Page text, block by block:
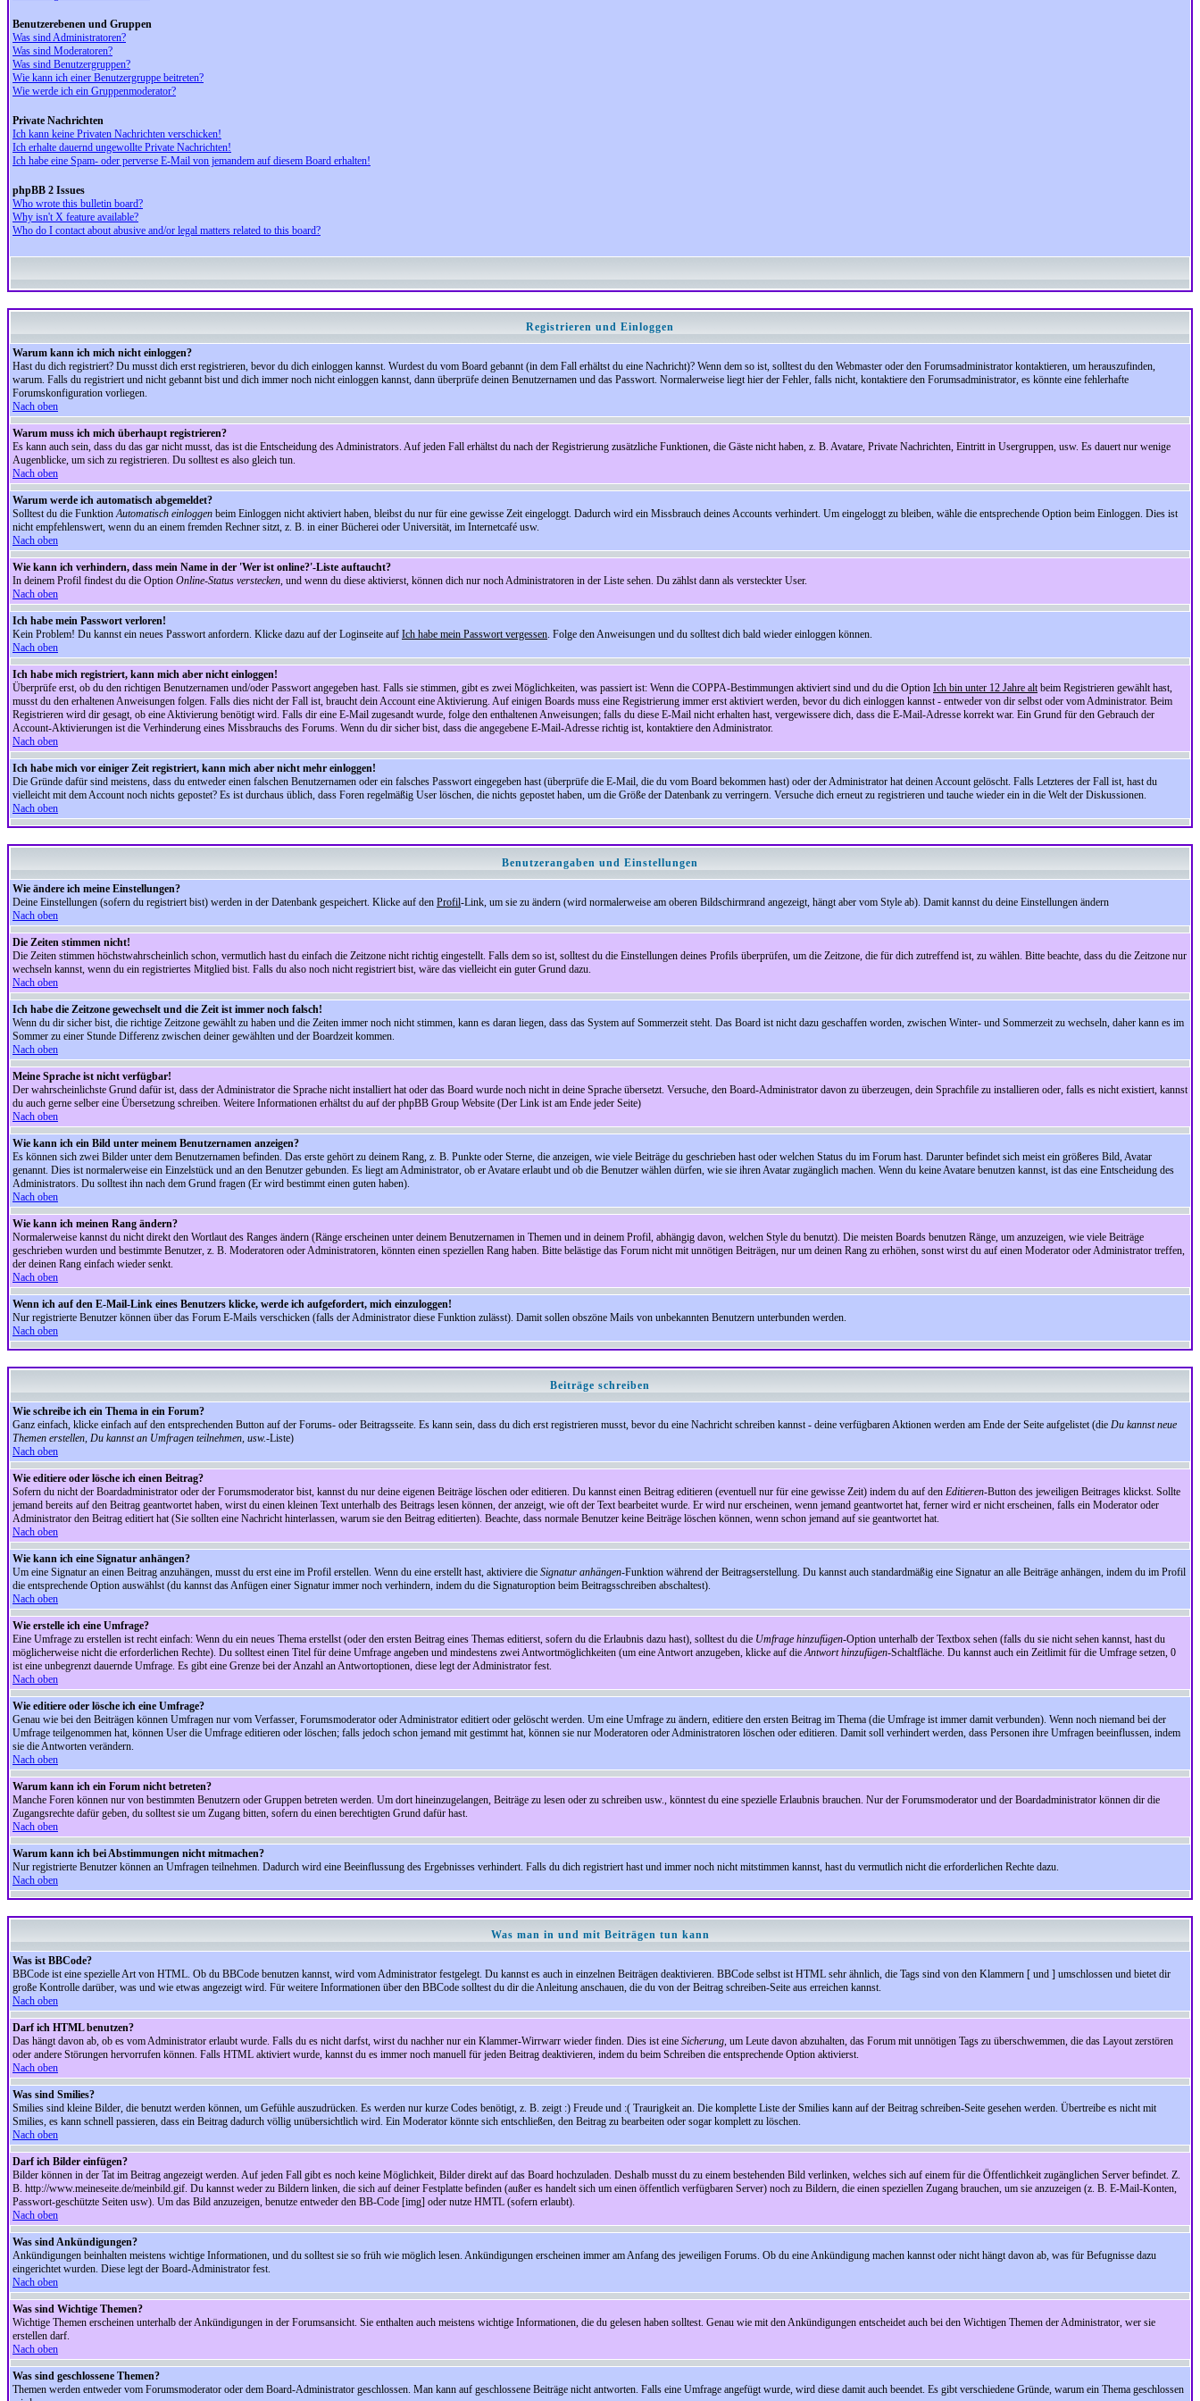
Benutzerebenen und Gruppen
Was sind Administratoren?
Was sind Moderatoren?
Was sind Benutzergruppen?
Wie kann ich einer Benutzergruppe beitreten?
Wie werde ich ein Gruppenmoderator?
Private Nachrichten
Ich kann keine Privaten Nachrichten verschicken!
Ich erhalte dauernd ungewollte Private Nachrichten!
Ich habe eine Spam- oder perverse E-Mail von jemandem auf diesem Board erhalten!
phpBB 2 Issues
Who wrote this bulletin board?
Why isn't X feature available?
Who do I contact about abusive and/or legal matters related to this board?
Registrieren und Einloggen
Warum kann ich mich nicht einloggen?
Hast du dich registriert? Du musst dich erst registrieren, bevor du dich einloggen kannst. Wurdest du vom Board gebannt (in dem Fall erhältst du eine Nachricht)? Wenn dem so ist, solltest du den Webmaster oder den Forumsadministrator kontaktieren, um herauszufinden,
warum. Falls du registriert und nicht gebannt bist und dich immer noch nicht einloggen kannst, dann überprüfe deinen Benutzernamen und das Passwort. Normalerweise liegt hier der Fehler, falls nicht, kontaktiere den Forumsadministrator, es könnte eine fehlerhafte
Forumskonfiguration vorliegen.
Nach oben
Warum muss ich mich überhaupt registrieren?
Es kann auch sein, dass du das gar nicht musst, das ist die Entscheidung des Administrators. Auf jeden Fall erhältst du nach der Registrierung zusätzliche Funktionen, die Gäste nicht haben, z. B. Avatare, Private Nachrichten, Eintritt in Usergruppen, usw. Es dauert nur wenige
Augenblicke, um sich zu registrieren. Du solltest es also gleich tun.
Nach oben
Warum werde ich automatisch abgemeldet?
Solltest du die FunktionAutomatisch einloggen beim Einloggen nicht aktiviert haben, bleibst du nur für eine gewisse Zeit eingeloggt. Dadurch wird ein Missbrauch deines Accounts verhindert. Um eingeloggt zu bleiben, wähle die entsprechende Option beim Einloggen. Dies ist
nicht empfehlenswert, wenn du an einem fremden Rechner sitzt, z. B. in einer Bücherei oder Universität, im Internetcafé usw.
Nach oben
Wie kann ich verhindern, dass mein Name in der 'Wer ist online?'-Liste auftaucht?
In deinem Profil findest du die Option Online-Status verstecken, und wenn du diese aktivierst, können dich nur noch Administratoren in der Liste sehen. Du zählst dann als versteckter User.
Nach oben
Ich habe mein Passwort verloren!
Kein Problem! Du kannst ein neues Passwort anfordern. Klicke dazu auf der Loginseite auf Ich habe mein Passwort vergessen. Folge den Anweisungen und du solltest dich bald wieder einloggen können.
Nach oben
Ich habe mich registriert, kann mich aber nicht einloggen!
Überprüfe erst, ob du den richtigen Benutzernamen und/oder Passwort angegeben hast. Falls sie stimmen, gibt es zwei Möglichkeiten, was passiert ist: Wenn die COPPA-Bestimmungen aktiviert sind und du die Option Ich bin unter 12 Jahre altbeim Registrieren gewählt hast,
musst du den erhaltenen Anweisungen folgen. Falls dies nicht der Fall ist, braucht dein Account eine Aktivierung. Auf einigen Boards muss eine Registrierung immer erst aktiviert werden, bevor du dich einloggen kannst - entweder von dir selbst oder vom Administrator. Beim
Registrieren wird dir gesagt, ob eine Aktivierung benötigt wird. Falls dir eine E-Mail zugesandt wurde, folge den enthaltenen Anweisungen; falls du diese E-Mail nicht erhalten hast, vergewissere dich, dass die E-Mail-Adresse korrekt war. Ein Grund für den Gebrauch der
Account-Aktivierungen ist die Verhinderung eines Missbrauchs des Forums. Wenn du dir sicher bist, dass die angegebene E-Mail-Adresse richtig ist, kontaktiere den Administrator.
Nach oben
Ich habe mich vor einiger Zeit registriert, kann mich aber nicht mehr einloggen!
Die Gründe dafür sind meistens, dass du entweder einen falschen Benutzernamen oder ein falsches Passwort eingegeben hast (überprüfe die E-Mail, die du vom Board bekommen hast) oder der Administrator hat deinen Account gelöscht. Falls Letzteres der Fall ist, hast du
vielleicht mit dem Account noch nichts gepostet? Es ist durchaus üblich, dass Foren regelmäßig User löschen, die nichts gepostet haben, um die Größe der Datenbank zu verringern. Versuche dich erneut zu registrieren und tauche wieder ein in die Welt der Diskussionen.
Nach oben
Benutzerangaben und Einstellungen
Wie ändere ich meine Einstellungen?
Deine Einstellungen (sofern du registriert bist) werden in der Datenbank gespeichert. Klicke auf den Profil-Link, um sie zu ändern (wird normalerweise am oberen Bildschirmrand angezeigt, hängt aber vom Style ab). Damit kannst du deine Einstellungen ändern
Nach oben
Die Zeiten stimmen nicht!
Die Zeiten stimmen höchstwahrscheinlich schon, vermutlich hast du einfach die Zeitzone nicht richtig eingestellt. Falls dem so ist, solltest du die Einstellungen deines Profils überprüfen, um die Zeitzone, die für dich zutreffend ist, zu wählen. Bitte beachte, dass du die Zeitzone nur
wechseln kannst, wenn du ein registriertes Mitglied bist. Falls du also noch nicht registriert bist, wäre das vielleicht ein guter Grund dazu.
Nach oben
Ich habe die Zeitzone gewechselt und die Zeit ist immer noch falsch!
Wenn du dir sicher bist, die richtige Zeitzone gewählt zu haben und die Zeiten immer noch nicht stimmen, kann es daran liegen, dass das System auf Sommerzeit steht. Das Board ist nicht dazu geschaffen worden, zwischen Winter- und Sommerzeit zu wechseln, daher kann es im
Sommer zu einer Stunde Differenz zwischen deiner gewählten und der Boardzeit kommen.
Nach oben
Meine Sprache ist nicht verfügbar!
Der wahrscheinlichste Grund dafür ist, dass der Administrator die Sprache nicht installiert hat oder das Board wurde noch nicht in deine Sprache übersetzt. Versuche, den Board-Administrator davon zu überzeugen, dein Sprachfile zu installieren oder, falls es nicht existiert, kannst
du auch gerne selber eine Übersetzung schreiben. Weitere Informationen erhältst du auf der phpBB Group Website (Der Link ist am Ende jeder Seite)
Nach oben
Wie kann ich ein Bild unter meinem Benutzernamen anzeigen?
Es können sich zwei Bilder unter dem Benutzernamen befinden. Das erste gehört zu deinem Rang, z. B. Punkte oder Sterne, die anzeigen, wie viele Beiträge du geschrieben hast oder welchen Status du im Forum hast. Darunter befindet sich meist ein größeres Bild, Avatar
genannt. Dies ist normalerweise ein Einzelstück und an den Benutzer gebunden. Es liegt am Administrator, ob er Avatare erlaubt und ob die Benutzer wählen dürfen, wie sie ihren Avatar zugänglich machen. Wenn du keine Avatare benutzen kannst, ist das eine Entscheidung des
Administrators. Du solltest ihn nach dem Grund fragen (Er wird bestimmt einen guten haben).
Nach oben
Wie kann ich meinen Rang ändern?
Normalerweise kannst du nicht direkt den Wortlaut des Ranges ändern (Ränge erscheinen unter deinem Benutzernamen in Themen und in deinem Profil, abhängig davon, welchen Style du benutzt). Die meisten Boards benutzen Ränge, um anzuzeigen, wie viele Beiträge
geschrieben wurden und bestimmte Benutzer, z. B. Moderatoren oder Administratoren, könnten einen speziellen Rang haben. Bitte belästige das Forum nicht mit unnötigen Beiträgen, nur um deinen Rang zu erhöhen, sonst wirst du auf einen Moderator oder Administrator treffen,
der deinen Rang einfach wieder senkt.
Nach oben
Wenn ich auf den E-Mail-Link eines Benutzers klicke, werde ich aufgefordert, mich einzuloggen!
Nur registrierte Benutzer können über das Forum E-Mails verschicken (falls der Administrator diese Funktion zulässt). Damit sollen obszöne Mails von unbekannten Benutzern unterbunden werden.
Nach oben
Beiträge schreiben
Wie schreibe ich ein Thema in ein Forum?
Ganz einfach, klicke einfach auf den entsprechenden Button auf der Forums- oder Beitragsseite. Es kann sein, dass du dich erst registrieren musst, bevor du eine Nachricht schreiben kannst - deine verfügbaren Aktionen werden am Ende der Seite aufgelistet (die Du kannst neue
Themen erstellen, Du kannst an Umfragen teilnehmen, usw.-Liste)
Nach oben
Wie editiere oder lösche ich einen Beitrag?
Sofern du nicht der Boardadministrator oder der Forumsmoderator bist, kannst du nur deine eigenen Beiträge löschen oder editieren. Du kannst einen Beitrag editieren (eventuell nur für eine gewisse Zeit) indem du auf den Editieren-Button des jeweiligen Beitrages klickst. Sollte
jemand bereits auf den Beitrag geantwortet haben, wirst du einen kleinen Text unterhalb des Beitrags lesen können, der anzeigt, wie oft der Text bearbeitet wurde. Er wird nur erscheinen, wenn jemand geantwortet hat, ferner wird er nicht erscheinen, falls ein Moderator oder
Administrator den Beitrag editiert hat (Sie sollten eine Nachricht hinterlassen, warum sie den Beitrag editierten). Beachte, dass normale Benutzer keine Beiträge löschen können, wenn schon jemand auf sie geantwortet hat.
Nach oben
Wie kann ich eine Signatur anhängen?
Um eine Signatur an einen Beitrag anzuhängen, musst du erst eine im Profil erstellen. Wenn du eine erstellt hast, aktiviere die Signatur anhängen-Funktion während der Beitragserstellung. Du kannst auch standardmäßig eine Signatur an alle Beiträge anhängen, indem du im Profil
die entsprechende Option auswählst (du kannst das Anfügen einer Signatur immer noch verhindern, indem du die Signaturoption beim Beitragsschreiben abschaltest).
Nach oben
Wie erstelle ich eine Umfrage?
Eine Umfrage zu erstellen ist recht einfach: Wenn du ein neues Thema erstellst (oder den ersten Beitrag eines Themas editierst, sofern du die Erlaubnis dazu hast), solltest du die Umfrage hinzufügen-Option unterhalb der Textbox sehen (falls du sie nicht sehen kannst, hast du
möglicherweise nicht die erforderlichen Rechte). Du solltest einen Titel für deine Umfrage angeben und mindestens zwei Antwortmöglichkeiten (um eine Antwort anzugeben, klicke auf dieAntwort hinzufügen-Schaltfläche. Du kannst auch ein Zeitlimit für die Umfrage setzen, 0
ist eine unbegrenzt dauernde Umfrage. Es gibt eine Grenze bei der Anzahl an Antwortoptionen, diese legt der Administrator fest.
Nach oben
Wie editiere oder lösche ich eine Umfrage?
Genau wie bei den Beiträgen können Umfragen nur vom Verfasser, Forumsmoderator oder Administrator editiert oder gelöscht werden. Um eine Umfrage zu ändern, editiere den ersten Beitrag im Thema (die Umfrage ist immer damit verbunden). Wenn noch niemand bei der
Umfrage teilgenommen hat, können User die Umfrage editieren oder löschen; falls jedoch schon jemand mit gestimmt hat, können sie nur Moderatoren oder Administratoren löschen oder editieren. Damit soll verhindert werden, dass Personen ihre Umfragen beeinflussen, indem
sie die Antworten verändern.
Nach oben
Warum kann ich ein Forum nicht betreten?
Manche Foren können nur von bestimmten Benutzern oder Gruppen betreten werden. Um dort hineinzugelangen, Beiträge zu lesen oder zu schreiben usw., könntest du eine spezielle Erlaubnis brauchen. Nur der Forumsmoderator und der Boardadministrator können dir die
Zugangsrechte dafür geben, du solltest sie um Zugang bitten, sofern du einen berechtigten Grund dafür hast.
Nach oben
Warum kann ich bei Abstimmungen nicht mitmachen?
Nur registrierte Benutzer können an Umfragen teilnehmen. Dadurch wird eine Beeinflussung des Ergebnisses verhindert. Falls du dich registriert hast und immer noch nicht mitstimmen kannst, hast du vermutlich nicht die erforderlichen Rechte dazu.
Nach oben
Was man in und mit Beiträgen tun kann
Was ist BBCode?
BBCode ist eine spezielle Art von HTML. Ob du BBCode benutzen kannst, wird vom Administrator festgelegt. Du kannst es auch in einzelnen Beiträgen deaktivieren. BBCode selbst ist HTML sehr ähnlich, die Tags sind von den Klammern [ und ] umschlossen und bietet dir
große Kontrolle darüber, was und wie etwas angezeigt wird. Für weitere Informationen über den BBCode solltest du dir die Anleitung anschauen, die du von der Beitrag schreiben-Seite aus erreichen kannst.
Nach oben
Darf ich HTML benutzen?
Das hängt davon ab, ob es vom Administrator erlaubt wurde. Falls du es nicht darfst, wirst du nachher nur ein Klammer-Wirrwarr wieder finden. Dies ist eine Sicherung, um Leute davon abzuhalten, das Forum mit unnötigen Tags zu überschwemmen, die das Layout zerstören
oder andere Störungen hervorrufen können. Falls HTML aktiviert wurde, kannst du es immer noch manuell für jeden Beitrag deaktivieren, indem du beim Schreiben die entsprechende Option aktivierst.
Nach oben
Was sind Smilies?
Smilies sind kleine Bilder, die benutzt werden können, um Gefühle auszudrücken. Es werden nur kurze Codes benötigt, z. B. zeigt :) Freude und :( Traurigkeit an. Die komplette Liste der Smilies kann auf der Beitrag schreiben-Seite gesehen werden. Übertreibe es nicht mit
Smilies, es kann schnell passieren, dass ein Beitrag dadurch völlig unübersichtlich wird. Ein Moderator könnte sich entschließen, den Beitrag zu bearbeiten oder sogar komplett zu löschen.
Nach oben
Darf ich Bilder einfügen?
Bilder können in der Tat im Beitrag angezeigt werden. Auf jeden Fall gibt es noch keine Möglichkeit, Bilder direkt auf das Board hochzuladen. Deshalb musst du zu einem bestehenden Bild verlinken, welches sich auf einem für die Öffentlichkeit zugänglichen Server befindet. Z.
B. http://www.meineseite.de/meinbild.gif. Du kannst weder zu Bildern linken, die sich auf deiner Festplatte befinden (außer es handelt sich um einen öffentlich verfügbaren Server) noch zu Bildern, die einen speziellen Zugang brauchen, um sie anzuzeigen (z. B. E-Mail-Konten,
Passwort-geschützte Seiten usw). Um das Bild anzuzeigen, benutze entweder den BB-Code [img] oder nutze HMTL (sofern erlaubt).
Nach oben
Was sind Ankündigungen?
Ankündigungen beinhalten meistens wichtige Informationen, und du solltest sie so früh wie möglich lesen. Ankündigungen erscheinen immer am Anfang des jeweiligen Forums. Ob du eine Ankündigung machen kannst oder nicht hängt davon ab, was für Befugnisse dazu
eingerichtet wurden. Diese legt der Board-Administrator fest.
Nach oben
Was sind Wichtige Themen?
Wichtige Themen erscheinen unterhalb der Ankündigungen in der Forumsansicht. Sie enthalten auch meistens wichtige Informationen, die du gelesen haben solltest. Genau wie mit den Ankündigungen entscheidet auch bei den Wichtigen Themen der Administrator, wer sie
erstellen darf.
Nach oben
Was sind geschlossene Themen?
Themen werden entweder vom Forumsmoderator oder dem Board-Administrator geschlossen. Man kann auf geschlossene Beiträge nicht antworten. Falls eine Umfrage angefügt wurde, wird diese damit auch beendet. Es gibt verschiedene Gründe, warum ein Thema geschlossen